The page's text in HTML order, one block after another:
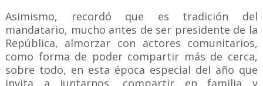
Asimismo, recordó que es tradición del
mandatario, mucho antes de ser presidente de la
República, almorzar con actores comunitarios,
como forma de poder compartir más de cerca,
sobre todo, en esta época especial del año que
invita a juntarnos, compartir en familia y